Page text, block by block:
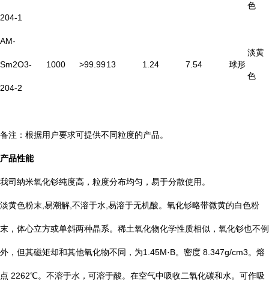
204-1
色
AM-
Sm2O3-
204-2
1000 >99.9913 1.24 7.54 球形
淡黄
色
备注：根据用户要求可提供不同粒度的产品。
产品性能
我司纳米氧化钐纯度高，粒度分布均匀，易于分散使用。
淡黄色粉末,易潮解,不溶于水,易溶于无机酸。氧化钐略带微黄的白色粉
末，体心立方或单斜两种晶系。稀土氧化物化学性质相似，氧化钐也不例
外，但其磁矩却和其他氧化物不同，为1.45M·B。密度 8.347g/cm3。熔
点 2262℃。不溶于水，可溶于酸。在空气中吸收二氧化碳和水。可作吸